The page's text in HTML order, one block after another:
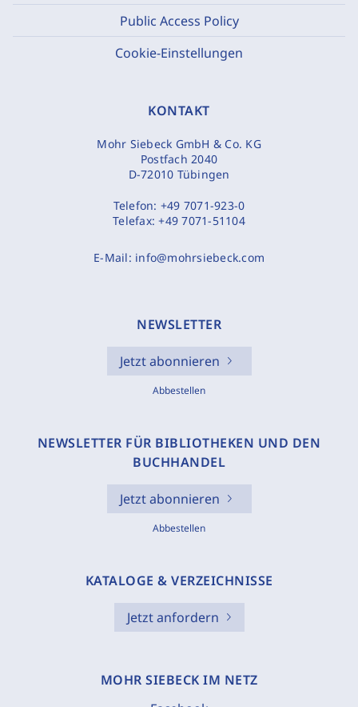
Public Access Policy
Cookie-Einstellungen
KONTAKT
Mohr Siebeck GmbH & Co. KG
Postfach 2040
D-72010 Tübingen
Telefon: +49 7071-923-0
Telefax:+49 7071-51104
E-Mail: info@mohrsiebeck.com
NEWSLETTER
Jetzt abonnieren
Abbestellen
NEWSLETTER FÜR BIBLIOTHEKEN UND DEN
BUCHHANDEL
Jetzt abonnieren
Abbestellen
KATALOGE & VERZEICHNISSE
Jetzt anfordern
MOHR SIEBECK IM NETZ